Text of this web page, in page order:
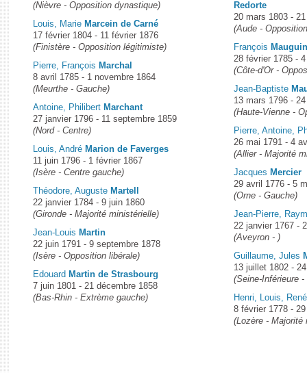
(Nièvre - Opposition dynastique)
Louis, Marie Marcein de Carné
17 février 1804 - 11 février 1876
(Finistère - Opposition légitimiste)
Pierre, François Marchal
8 avril 1785 - 1 novembre 1864
(Meurthe - Gauche)
Antoine, Philibert Marchant
27 janvier 1796 - 11 septembre 1859
(Nord - Centre)
Louis, André Marion de Faverges
11 juin 1796 - 1 février 1867
(Isère - Centre gauche)
Théodore, Auguste Martell
22 janvier 1784 - 9 juin 1860
(Gironde - Majorité ministérielle)
Jean-Louis Martin
22 juin 1791 - 9 septembre 1878
(Isère - Opposition libérale)
Edouard Martin de Strasbourg
7 juin 1801 - 21 décembre 1858
(Bas-Rhin - Extrème gauche)
Redorte
20 mars 1803 -
(Aude -
François
28 février 1785 -
(Côte-d'Or -
Jean-Baptiste
13 mars 1796 -
(Haute-Vienne -
Pierre, Antoine,
26 mai 1791 - 4
(Allier - Majorité
Jacques Mercier
29 avril 1776 - 5
(Orne - Gauche)
Jean-Pierre,
22 janvier 1767 -
(Aveyron - )
Guillaume, Jules
13 juillet 1802 -
(Seine-Inférieure
Henri, Louis,
8 février 1778 -
(Lozère - Majorité